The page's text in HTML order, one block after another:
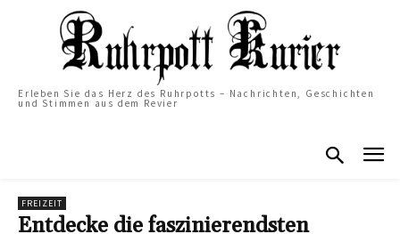
Erleben Sie das Herz des Ruhrpotts – Nachrichten, Geschichten
und Stimmen aus dem Revier
FREIZEIT
Entdecke die faszinierendsten